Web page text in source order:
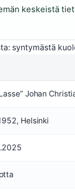
keskeistä
syntymästä
Johan
Helsinki